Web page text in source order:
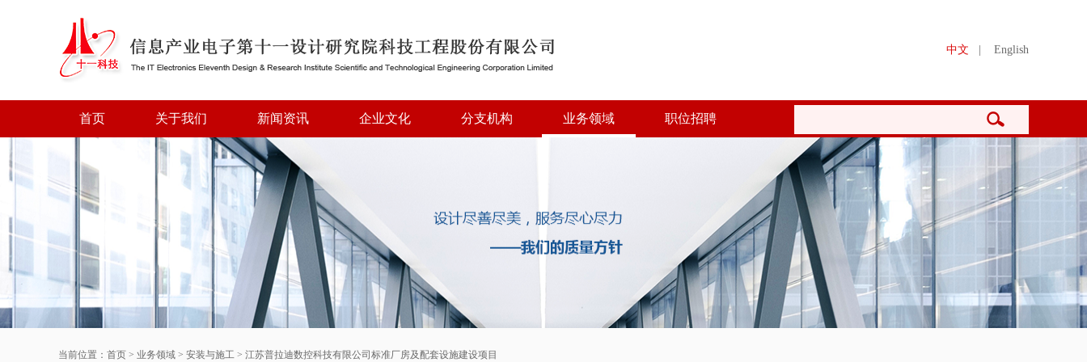
中文 English
首页 关于我们 新闻资讯 企业文化 分支机构 业务领域 职位招聘
当前位置： 首页 > 业务领域 > 安装与施工 > 江苏普拉迪数控科技有限公司标准厂房及配套设施建设项目